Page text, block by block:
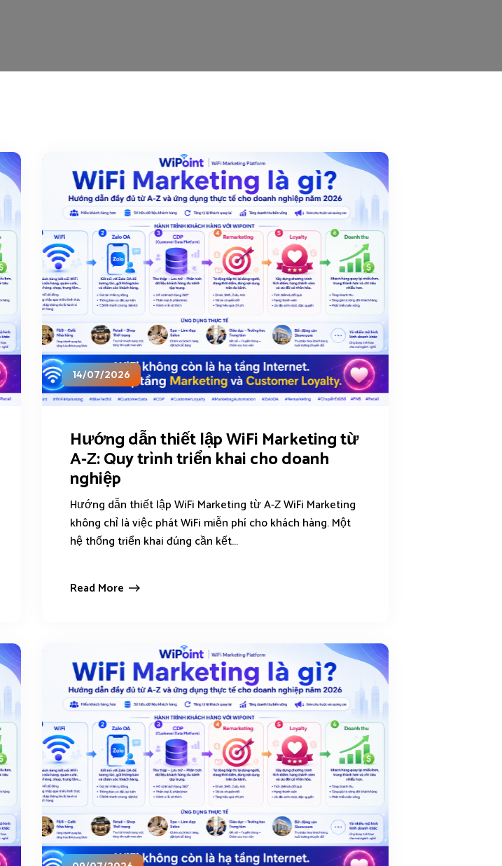
14/07/2026
Hướng dẫn thiết lập WiFi Marketing từ
A-Z: Quy trình triển khai cho doanh
nghiệp
Hướng dẫn thiết lập WiFi Marketing từ A-Z WiFi Marketing
không chỉ là việc phát WiFi miễn phí cho khách hàng. Một
hệ thống triển khai đúng cần kết...
Read More